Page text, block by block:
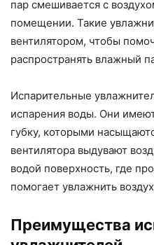
пар смешивается с
помещении. Такие
вентилятором, чтобы
распространять влажный
Испарительные
испарения воды. Они
губку, которыми
вентилятора выдувают
водой поверхность, где
помогает увлажнить
Преимущества